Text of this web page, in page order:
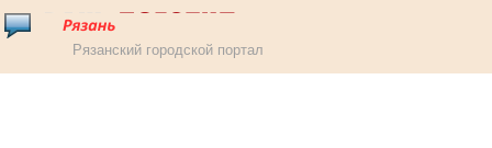
Рязанский городской портал